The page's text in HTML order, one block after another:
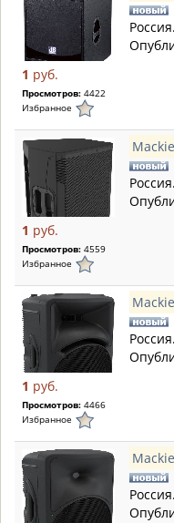
1 руб.
Просмотров: 4422
Избранное
Россия.
1 руб.
Просмотров: 4559
Избранное
Россия.
1 руб.
Просмотров: 4466
Избранное
Россия.
Россия.